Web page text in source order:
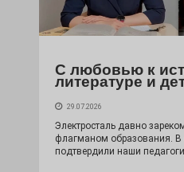
С любовью к
литературе и
29.07.2026
Электросталь давно
флагманом образования. В
подтвердили наши